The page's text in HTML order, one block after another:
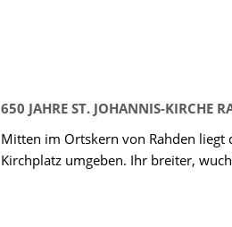
650 JAHRE ST. JOHANNIS-KIRCHE
Mitten im Ortskern von Rahden liegt
Kirchplatz umgeben. Ihr breiter,